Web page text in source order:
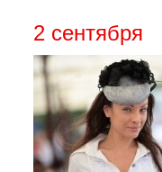
2 сентября